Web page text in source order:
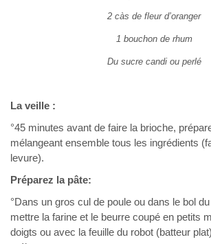
2 càs de fleur d’oranger
1 bouchon de rhum
Du sucre candi ou perlé
La veille :
°45 minutes avant de faire la brioche,
mélangeant ensemble tous les ingrédients
levure).
Préparez la pâte:
°Dans un gros cul de poule ou dans le bol
mettre la farine et le beurre coupé en petits
doigts ou avec la feuille du robot (batteur